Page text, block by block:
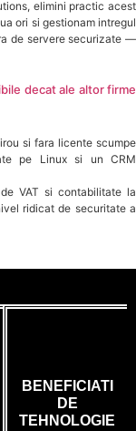
elimini practic acest
ori si gestionam intregul
de servere securizate —
decat ale altor firme
si fara licente scumpe
pe Linux si un CRM
VAT si contabilitate la
ridicat de securitate a
BENEFICIATI
DE
TEHNOLOGIE